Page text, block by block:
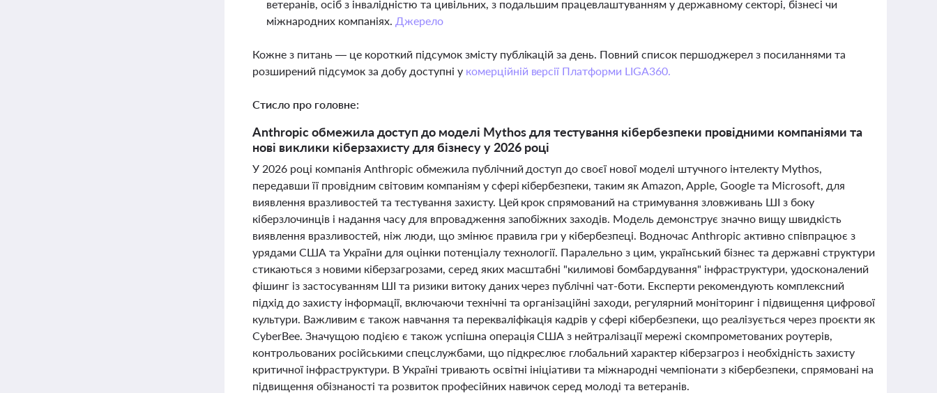
ветеранів, осіб з інвалідністю та цивільних, з подальшим працевлаштуванням у державному секторі, бізнесі чи
міжнародних компаніях. Джерело
Кожне з питань — це короткий підсумок змісту публікацій за день. Повний список першоджерел з посиланнями та
розширений підсумок за добу доступні у комерційній версії Платформи LIGA360.
Стисло про головне:
Anthropic обмежила доступ до моделі Mythos для тестування кібербезпеки провідними компаніями та
нові виклики кіберзахисту для бізнесу у 2026 році
У 2026 році компанія Anthropic обмежила публічний доступ до своєї нової моделі штучного інтелекту Mythos,
передавши її провідним світовим компаніям у сфері кібербезпеки, таким як Amazon, Apple, Google та Microsoft, для
виявлення вразливостей та тестування захисту. Цей крок спрямований на стримування зловживань ШІ з боку
кіберзлочинців і надання часу для впровадження запобіжних заходів. Модель демонструє значно вищу швидкість
виявлення вразливостей, ніж люди, що змінює правила гри у кібербезпеці. Водночас Anthropic активно співпрацює з
урядами США та України для оцінки потенціалу технології. Паралельно з цим, український бізнес та державні структури
стикаються з новими кіберзагрозами, серед яких масштабні "килимові бомбардування" інфраструктури, удосконалений
фішинг із застосуванням ШІ та ризики витоку даних через публічні чат-боти. Експерти рекомендують комплексний
підхід до захисту інформації, включаючи технічні та організаційні заходи, регулярний моніторинг і підвищення цифрової
культури. Важливим є також навчання та перекваліфікація кадрів у сфері кібербезпеки, що реалізується через проєкти як
CyberBee. Значущою подією є також успішна операція США з нейтралізації мережі скомпрометованих роутерів,
контрольованих російськими спецслужбами, що підкреслює глобальний характер кіберзагроз і необхідність захисту
критичної інфраструктури. В Україні тривають освітні ініціативи та міжнародні чемпіонати з кібербезпеки, спрямовані на
підвищення обізнаності та розвиток професійних навичок серед молоді та ветеранів.